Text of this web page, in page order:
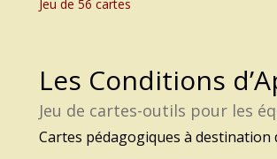
Jeu de 56 cartes
Les Conditions
Jeu de cartes-outils pour les
Cartes pédagogiques à destination